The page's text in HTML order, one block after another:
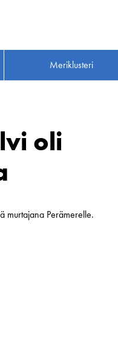
Meriklusteri
oli
murtajana Perämerelle.